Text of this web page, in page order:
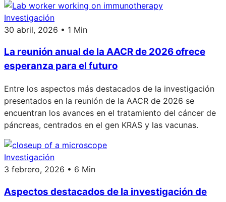
Investigación
30 abril, 2026 • 1 Min
La reunión anual de la AACR de 2026 ofrece
esperanza para el futuro
Entre los aspectos más destacados de la investigación
presentados en la reunión de la AACR de 2026 se
encuentran los avances en el tratamiento del cáncer de
páncreas, centrados en el gen KRAS y las vacunas.
Investigación
3 febrero, 2026 • 6 Min
Aspectos destacados de la investigación de